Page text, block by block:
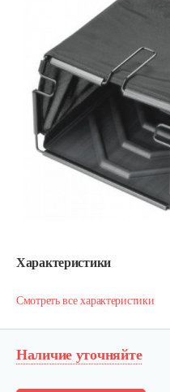
Характеристики
Смотреть все характеристики
Наличие уточняйте